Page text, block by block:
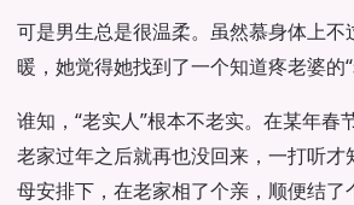
可是男生总是很温柔。虽然慕身体上不
暖，她觉得她找到了一个知道疼老婆的“
谁知，“老实人”根本不老实。在某年春
老家过年之后就再也没回来，一打听才
母安排下，在老家相了个亲，顺便结了